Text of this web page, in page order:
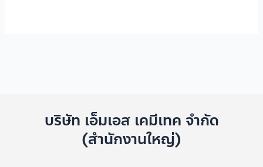
บริษัท เอ็มเอส เคมีเทค จำกัด
(สำนักงานใหญ่)